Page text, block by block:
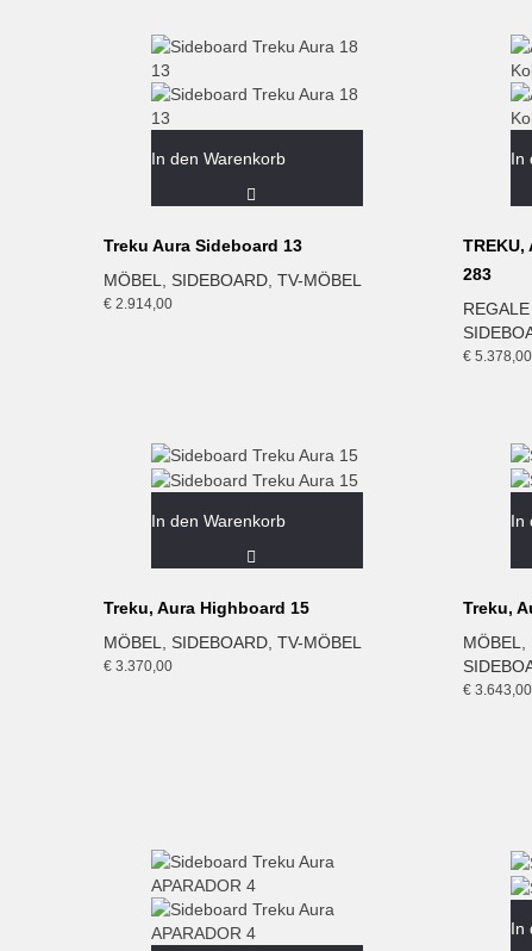
In den Warenkorb
Treku Aura Sideboard 13
MÖBEL
SIDEBOARD TV-MÖBEL
€ 2.914,00
In
283
€ 5.378,00
In den Warenkorb
Treku, Aura Highboard 15
MÖBEL, SIDEBOARD, TV-MÖBEL
€ 3.370,00
In
Treku,
MÖBEL,
€ 3.643,00
In